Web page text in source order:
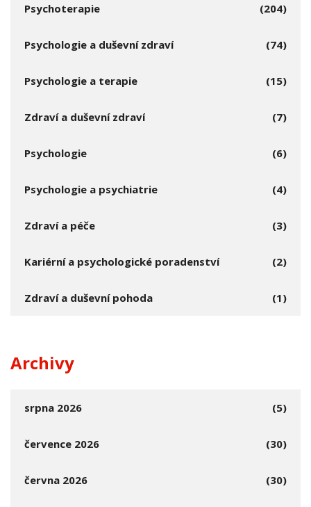
Psychoterapie (204)
Psychologie a duševní zdraví (74)
Psychologie a terapie (15)
Zdraví a duševní zdraví (7)
Psychologie (6)
Psychologie a psychiatrie (4)
Zdraví a péče (3)
Kariérní a psychologické poradenství (2)
Zdraví a duševní pohoda (1)
Archivy
srpna 2026 (5)
července 2026 (30)
června 2026 (30)